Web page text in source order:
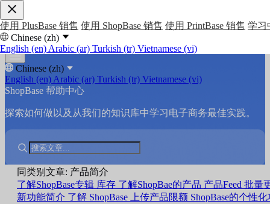
使用 PlusBase 销售 使用 ShopBase 销售 使用 PrintBase 销售 学习
Chinese (zh)
English (en) Arabic (ar) Turkish (tr) Vietnamese (vi)
Chinese (zh)
English (en) Arabic (ar) Turkish (tr) Vietnamese (vi)
ShopBase 帮助中心
探索如何做以及从我们的知识库中学习电子商务最佳实践。
同类别文章: 产品简介
了解ShopBase专辑 库存 了解ShopBae的产品 产品Feed 批量
新功能简介 了解 ShopBase 上传产品限额 ShopBase的个性化